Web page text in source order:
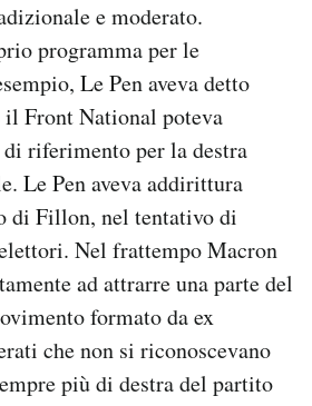
e moderato.
programma per le
Le Pen aveva detto
Front National poteva
riferimento per la destra
Le Pen aveva addirittura
di Fillon, nel tentativo di
Nel frattempo Macron
ad attrarre una parte del
formato da ex
che non si riconoscevano
più di destra del partito